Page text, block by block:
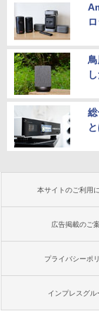
本サイトのご利用
広告掲載のご
プライバシーポ
インプレスグル